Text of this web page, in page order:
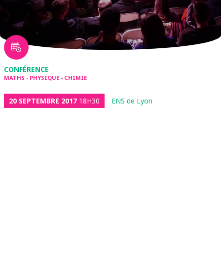
CONFÉRENCE
MATHS - PHYSIQUE - CHIMIE
20 SEPTEMBRE 2017 18H30 ENS de Lyon